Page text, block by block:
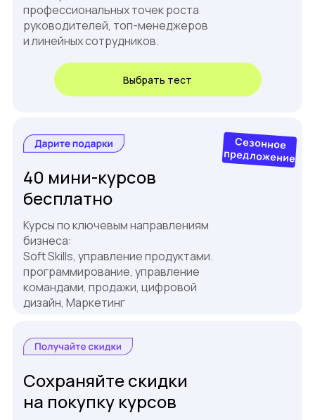
профессиональных точек роста
руководителей, топ-менеджеров
и линейных сотрудников.
40 мини-курсов
бесплатно
Курсы по ключевым направлениям
бизнеса:
Soft Skills, управление продуктами.
программирование, управление
командами, продажи, цифровой
дизайн, Маркетинг
Сохраняйте скидки
на покупку курсов
Выбрать тест
Сезонное
предложение